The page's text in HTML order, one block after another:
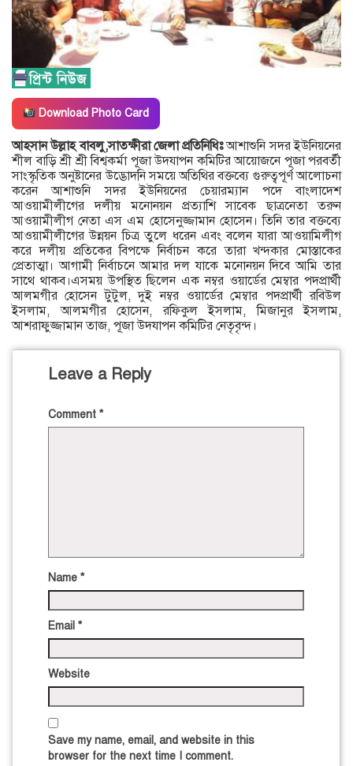
Download Photo Card
আহসান উল্লাহ বাবলু,সাতক্ষীরা জেলা প্রতিনিধিঃআশাশুনি সদর ইউনিয়নের
শীল বাড়ি শ্রী শ্রী বিশ্বকর্মা পূজা উদযাপন কমিটির আয়োজনে পূজা পরবর্তী
সাংস্কৃতিক অনুষ্টানের উদ্ভোদনি সময়ে অতিথির বক্তব্যে গুরুত্বপূর্ণ আলোচনা
করেন আশাশুনি সদর ইউনিয়নের চেয়ারম্যান পদে বাংলাদেশ
আওয়ামীলীগের দলীয় মনোনয়ন প্রত্যাশি সাবেক ছাত্রনেতা তরুন
আওয়ামীলীগ নেতা এস এম হোসেনুজ্জামান হোসেন। তিনি তার বক্তব্যে
আওয়ামীলীগের উন্নয়ন চিত্র তুলে ধরেন এবং বলেন যারা আওয়ামিলীগ
করে দলীয় প্রতিকের বিপক্ষে নির্বাচন করে তারা খন্দকার মোস্তাকের
প্রেতাত্মা। আগামী নির্বাচনে আমার দল যাকে মনোনয়ন দিবে আমি তার
সাথে থাকব।এসময় উপস্থিত ছিলেন এক নম্বর ওয়ার্ডের মেম্বার পদপ্রার্থী
আলমগীর হোসেন টুটুল, দুই নম্বর ওয়ার্ডের মেম্বার পদপ্রার্থী রবিউল
ইসলাম, আলমগীর হোসেন, রফিকুল ইসলাম, মিজানুর ইসলাম,
আশরাফুজ্জামান তাজ, পূজা উদযাপন কমিটির নেতৃবৃন্দ।
Leave a Reply
Comment *
Name *
Email *
Website
Save my name, email, and website in this
browser for the next time I comment.